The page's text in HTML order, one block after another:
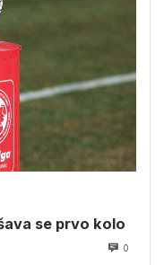
se prvo kolo
0